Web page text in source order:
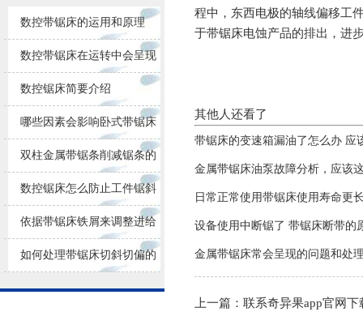
数控带锯床的运用和原理
数控带锯床在运转中会呈现
的问题
数控锯床简要介绍
哪些因素会影响卧式带锯床
锯削的效果
双柱金属带锯条削减锯条的
损耗
数控锯床怎么防止工件锯斜
依据带锯床铁屑来调整进给
量大小
如何处理带锯床切斜切偏的
问题？
程中，东西电极的轴线偏移工
于带锯床电蚀产品的排出，进
其他人还看了
带锯床的变速箱漏油了怎么办 应
金属带锯床油泵故障分析，应该
日常正常使用带锯床使用寿命更
设备使用中断锯了 带锯床断带的
金属带锯床常会呈现的问题和处
上一篇： 联系奇异果app官网下